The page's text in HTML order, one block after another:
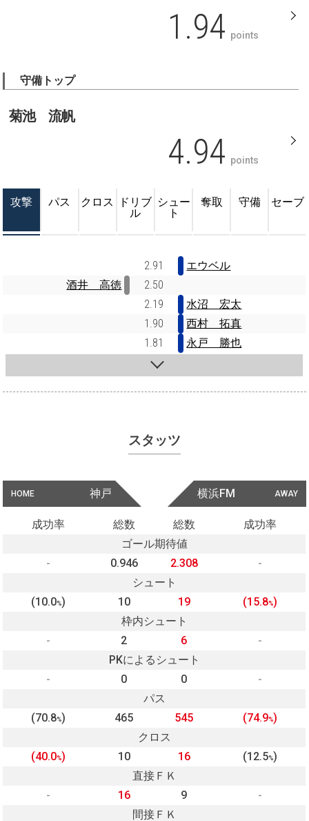
1.94 points
守備トップ
菊池 流帆
4.94 points
攻撃 パス クロス
ドリブ
ル
シュー
ト
奪取 守備 セーブ
2.91
エウベル
酒井 高徳
2.50
2.19
水沼 宏太
1.90
西村 拓真
1.81
永戸 勝也
スタッツ
HOME 神戸 AWAY
横浜FM
成功率 総数 総数
成功率
ゴール期待値
-
0.946 2.308
-
シュート
(10.0%) 10 19 (15.8%)
枠内シュート
-
2 6
-
PKによるシュート
-
0 0
-
パス
(70.8%) 465 545 (74.9%)
クロス
(40.0%) 10 16 (12.5%)
直接ＦＫ
-
16 9
-
間接ＦＫ